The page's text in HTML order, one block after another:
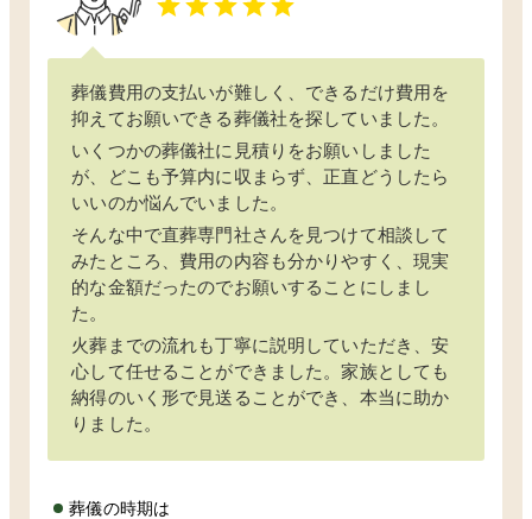
葬儀費用の支払いが難しく、できるだけ費用を
抑えてお願いできる葬儀社を探していました。
いくつかの葬儀社に見積りをお願いしました
が、どこも予算内に収まらず、正直どうしたら
いいのか悩んでいました。
そんな中で直葬専門社さんを見つけて相談して
みたところ、費用の内容も分かりやすく、現実
的な金額だったのでお願いすることにしまし
た。
火葬までの流れも丁寧に説明していただき、安
心して任せることができました。家族としても
納得のいく形で見送ることができ、本当に助か
りました。
葬儀の時期は